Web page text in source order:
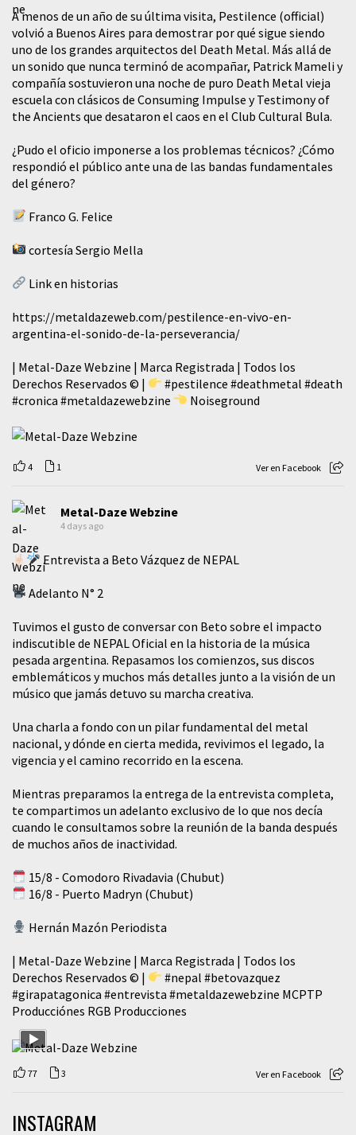
A menos de un año de su última visita, Pestilence (official)
volvió a Buenos Aires para demostrar por qué sigue siendo
uno de los grandes arquitectos del Death Metal. Más allá de
un sonido que nunca terminó de acompañar, Patrick Mameli y
compañía sostuvieron una noche de puro Death Metal vieja
escuela con clásicos de Consuming Impulse y Testimony of
the Ancients que desataron el caos en el Club Cultural Bula.
¿Pudo el oficio imponerse a los problemas técnicos? ¿Cómo
respondió el público ante una de las bandas fundamentales
del género?
Franco G. Felice
cortesía Sergio Mella
Link en historias
https://metaldazeweb.com/pestilence-en-vivo-en-
argentina-el-sonido-de-la-perseverancia/
| Metal-Daze Webzine | Marca Registrada | Todos los
Derechos Reservados © |
#pestilence #deathmetal #death
#cronica #metaldazewebzine Noiseground
4 1 Ver en Facebook
Metal-Daze Webzine
4 days ago
Entrevista a Beto Vázquez de NEPAL
Adelanto N° 2
Tuvimos el gusto de conversar con Beto sobre el impacto
indiscutible de NEPAL Oficial en la historia de la música
pesada argentina. Repasamos los comienzos, sus discos
emblemáticos y muchos más detalles junto a la visión de un
músico que jamás detuvo su marcha creativa.
​Una charla a fondo con un pilar fundamental del metal
nacional, y dónde en cierta medida, revivimos el legado, la
vigencia y el camino recorrido en la escena.
Mientras preparamos la entrega de la entrevista completa,
te compartimos un adelanto exclusivo de lo que nos decía
cuando le consultamos sobre la reunión de la banda después
de muchos años de inactividad.
15/8 - Comodoro Rivadavia (Chubut)
16/8 - Puerto Madryn (Chubut)
Hernán Mazón Periodista
| Metal-Daze Webzine | Marca Registrada | Todos los
Derechos Reservados © |
#nepal #betovazquez
#girapatagonica #entrevista #metaldazewebzine MCPTP
Producciónes RGB Producciones
77 3 Ver en Facebook
INSTAGRAM